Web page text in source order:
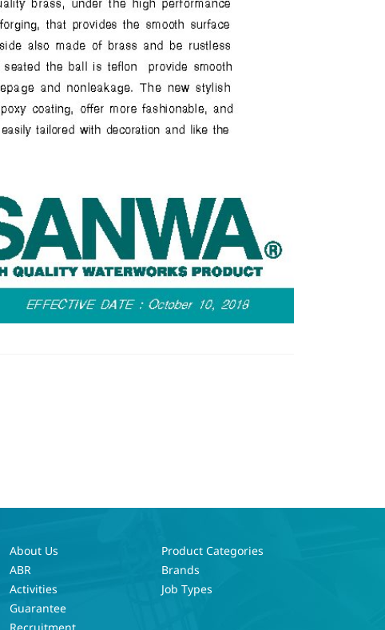
About Us
ABR
Activities
Guarantee
Product Categories
Brands
Job Types